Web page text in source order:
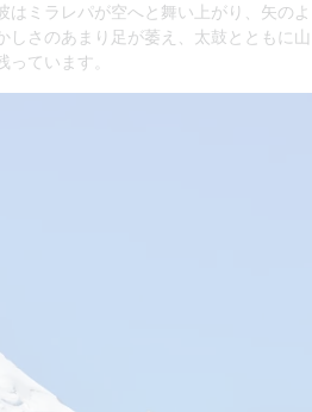
ミラレパが空へと舞い上がり、矢のよ
さのあまり足が萎え、太鼓とともに山
ています。